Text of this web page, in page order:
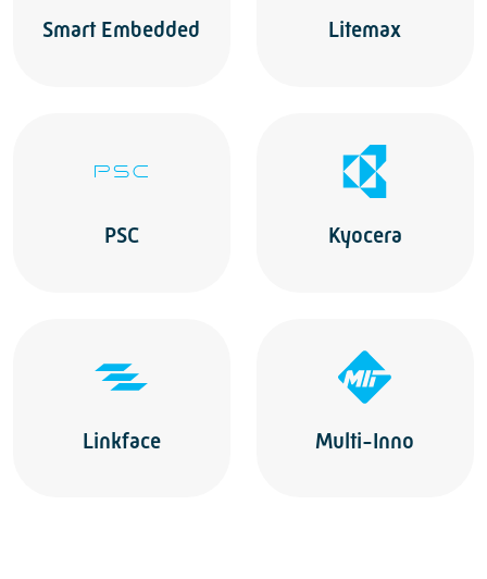
Smart Embedded Litemax
PSC Kyocera
Linkface Multi-Inno